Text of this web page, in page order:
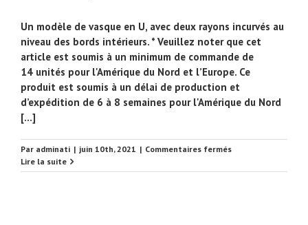
Un modèle de vasque en U, avec deux rayons incurvés au
niveau des bords intérieurs. * Veuillez noter que cet
article est soumis à un minimum de commande de
14 unités pour l'Amérique du Nord et l’Europe. Ce
produit est soumis à un délai de production et
d’expédition de 6 à 8 semaines pour l'Amérique du Nord
[...]
Par adminati | juin 10th, 2021 | Commentaires ferméssur
Vasque
Lire la suite